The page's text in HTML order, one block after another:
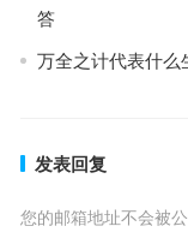
答
万全之计代表什么
发表回复
您的邮箱地址不会被公